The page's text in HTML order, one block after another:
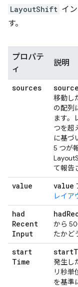
LayoutShift イ
す。
プロパテ
ィ
説明
sources
移動し
の配列
ます。
つを超
に基づ
5 つが
て報告
value value
レイア
had
Recent
Input
had
から
たかど
start
Time
start
発生し
リ秒単
を基準